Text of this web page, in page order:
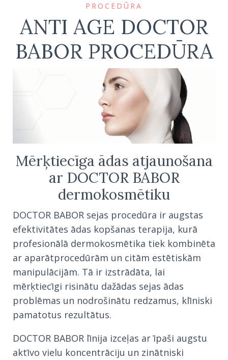
PROCEDŪRA
ANTI AGE DOCTOR
BABOR PROCEDŪRA
Mērķtiecīga ādas atjaunošana
ar DOCTOR BABOR
dermokosmētiku
DOCTOR BABOR sejas procedūra ir augstas
efektivitātes ādas kopšanas terapija, kurā
profesionālā dermokosmētika tiek kombinēta
ar aparātprocedūrām un citām estētiskām
manipulācijām. Tā ir izstrādāta, lai
mērķtiecīgi risinātu dažādas sejas ādas
problēmas un nodrošinātu redzamus, klīniski
pamatotus rezultātus.
DOCTOR BABOR līnija izceļas ar īpaši augstu
aktīvo vielu koncentrāciju un zinātniski